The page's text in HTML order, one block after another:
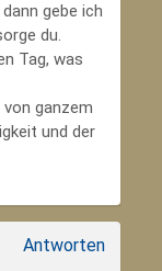
gebe ich
du.
Tag, was
von ganzem
und der
Antworten